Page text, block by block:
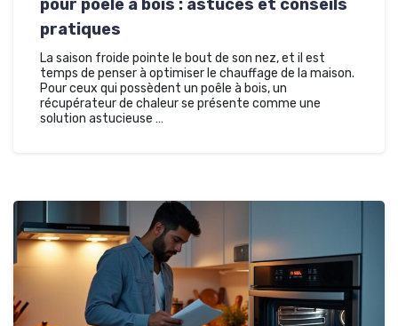
pour poêle à bois : astuces et conseils
pratiques
La saison froide pointe le bout de son nez, et il est
temps de penser à optimiser le chauffage de la maison.
Pour ceux qui possèdent un poêle à bois, un
récupérateur de chaleur se présente comme une
solution astucieuse …